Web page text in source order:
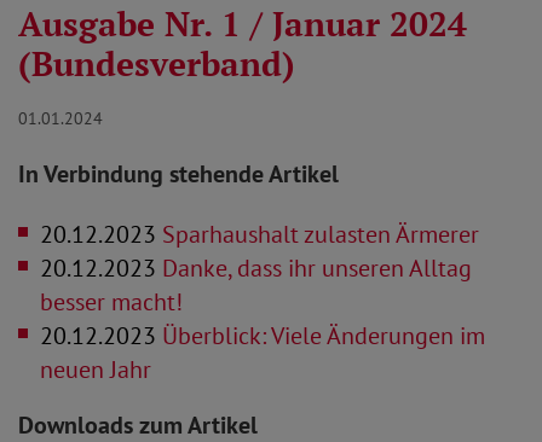
Ausgabe Nr. 1 / Januar 2024
(Bundesverband)
01.01.2024
In Verbindung stehende Artikel
20.12.2023 Sparhaushalt zulasten Ärmerer
20.12.2023 Danke, dass ihr unseren Alltag
besser macht!
20.12.2023 Überblick: Viele Änderungen im
neuen Jahr
Downloads zum Artikel